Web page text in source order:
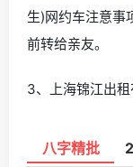
生)网约车注意事
前转给亲友。
3、上海锦江出租
八字精批